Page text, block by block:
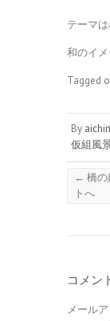
テーマは
和のイメ
Tagged
By
仮組風
← 橋の
トへ
コメン
メール